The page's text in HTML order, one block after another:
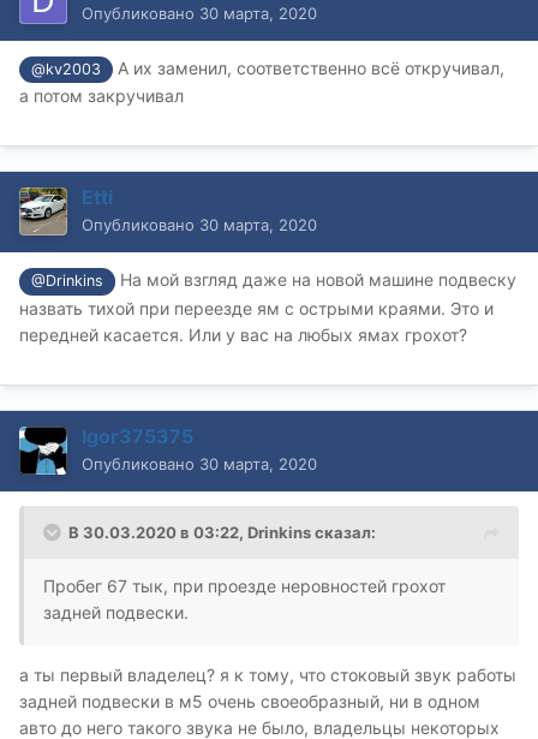
Опубликовано 30 марта, 2020
@kv2003
А их заменил, соответственно всё откручивал,
а потом закручивал
Etti
Опубликовано 30 марта, 2020
@Drinkins
На мой взгляд даже на новой машине подвеску
назвать тихой при переезде ям с острыми краями. Это и
передней касается. Или у вас на любых ямах грохот?
Igor375375
Опубликовано 30 марта, 2020
В 30.03.2020 в 03:22, Drinkinsсказал:
Пробег 67 тык, при проезде неровностей грохот
задней подвески.
а ты первый владелец? я к тому, что стоковый звук работы
задней подвески в м5 очень своеобразный, ни в одном
авто до него такого звука не было, владельцы некоторых